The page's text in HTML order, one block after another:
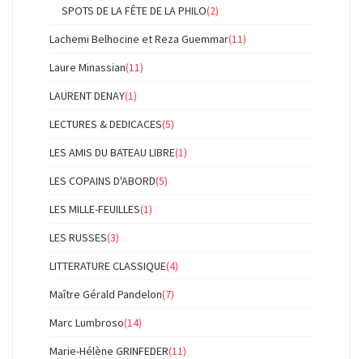
SPOTS DE LA FÊTE DE LA PHILO(2)
Lachemi Belhocine et Reza Guemmar(11)
Laure Minassian(11)
LAURENT DENAY(1)
LECTURES & DEDICACES(5)
LES AMIS DU BATEAU LIBRE(1)
LES COPAINS D'ABORD(5)
LES MILLE-FEUILLES(1)
LES RUSSES(3)
LITTERATURE CLASSIQUE(4)
Maître Gérald Pandelon(7)
Marc Lumbroso(14)
Marie-Hélène GRINFEDER(11)